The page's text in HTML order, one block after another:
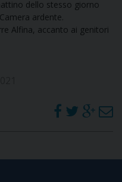
dello stesso giorno
ardente.
Alfina, accanto ai genitori